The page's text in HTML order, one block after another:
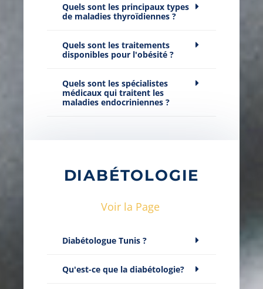
Quels sont les principaux types
de maladies thyroïdiennes ?
Quels sont les traitements
disponibles pour l'obésité ?
Quels sont les spécialistes
médicaux qui traitent les
maladies endocriniennes ?
DIABÉTOLOGIE
Voir la Page
Diabétologue Tunis ?
Qu'est-ce que la diabétologie?